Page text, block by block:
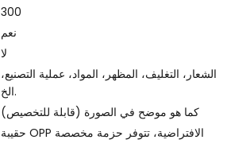
300
نعم
لا
الشعار، التغليف، المظهر، المواد، عملية التصنيع،
الخ.
كما هو موضح في الصورة (قابلة للتخصيص)
حقيبة OPP الافتراضية، تتوفر حزمة مخصصة